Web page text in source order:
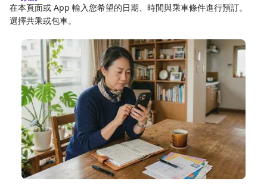
在本頁面或 App 輸入您希望的日期、時間與乘車條件進行預訂。
選擇共乘或包車。